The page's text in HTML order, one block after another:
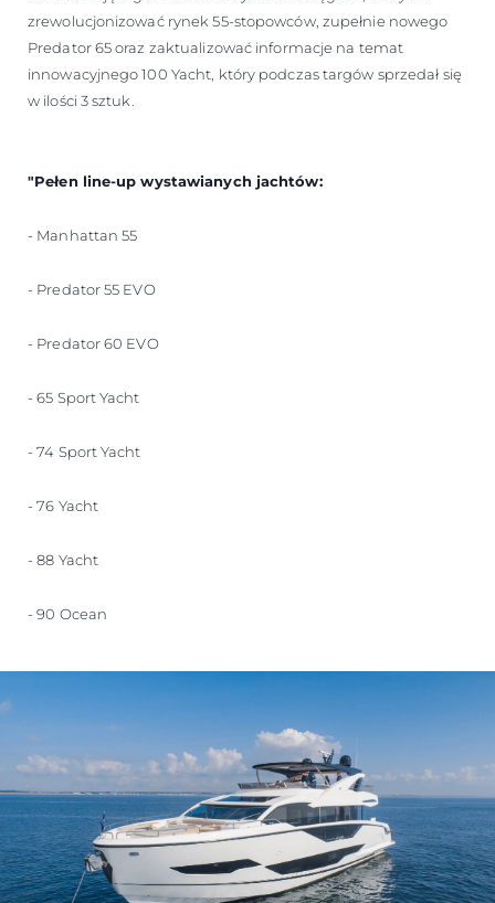
zrewolucjonizować rynek 55-stopowców, zupełnie nowego
Predator 65 oraz zaktualizować informacje na temat
innowacyjnego 100 Yacht, który podczas targów sprzedał się
w ilości 3 sztuk.
"Pełen line-up wystawianych jachtów:
- Manhattan 55
- Predator 55 EVO
- Predator 60 EVO
- 65 Sport Yacht
- 74 Sport Yacht
- 76 Yacht
- 88 Yacht
- 90 Ocean